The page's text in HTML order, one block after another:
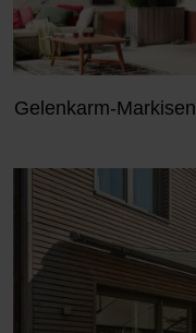
Gelenkarm-Markisen